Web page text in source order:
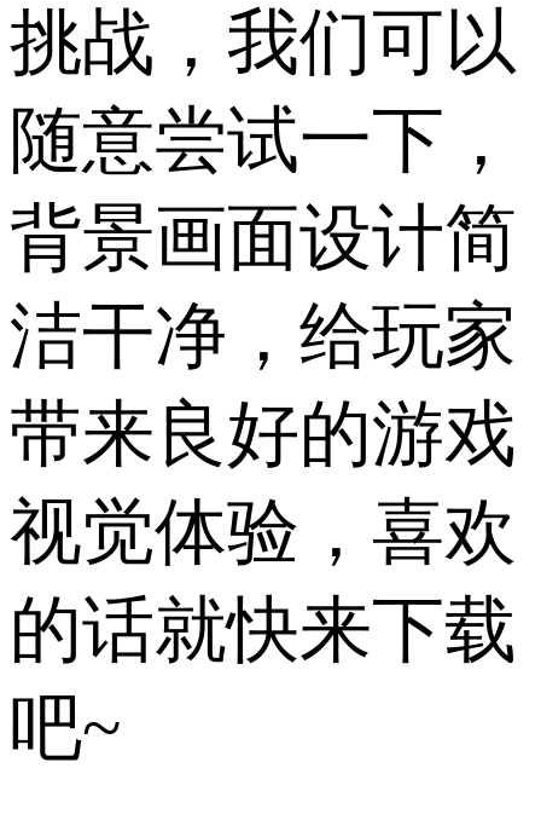
挑战，我们可以
随意尝试一下，
背景画面设计简
洁干净，给玩家
带来良好的游戏
视觉体验，喜欢
的话就快来下载
吧~